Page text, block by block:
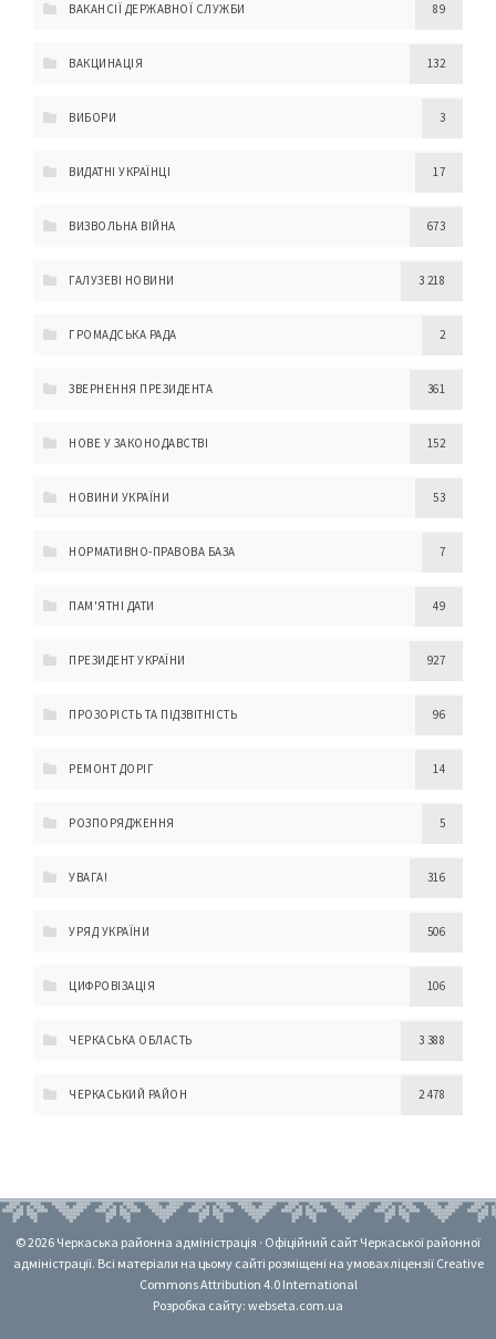
ВАКАНСІЇ ДЕРЖАВНОЇ СЛУЖБИ 89
ВАКЦИНАЦІЯ 132
ВИБОРИ 3
ВИДАТНІ УКРАЇНЦІ 17
ВИЗВОЛЬНА ВІЙНА 673
ГАЛУЗЕВІ НОВИНИ 3 218
ГРОМАДСЬКА РАДА 2
ЗВЕРНЕННЯ ПРЕЗИДЕНТА 361
НОВЕ У ЗАКОНОДАВСТВІ 152
НОВИНИ УКРАЇНИ 53
НОРМАТИВНО-ПРАВОВА БАЗА 7
ПАМ'ЯТНІ ДАТИ 49
ПРЕЗИДЕНТ УКРАЇНИ 927
ПРОЗОРІСТЬ ТА ПІДЗВІТНІСТЬ 96
РЕМОНТ ДОРІГ 14
РОЗПОРЯДЖЕННЯ 5
УВАГА! 316
УРЯД УКРАЇНИ 506
ЦИФРОВІЗАЦІЯ 106
ЧЕРКАСЬКА ОБЛАСТЬ 3 388
ЧЕРКАСЬКИЙ РАЙОН 2 478
© 2026 Черкаська районна адміністрація · Офіційний сайт Черкаської районної
адміністрації. Всі матеріали на цьому сайті розміщені на умовах ліцензії Creative
Commons Attribution 4.0 International
Розробка сайту: webseta.com.ua